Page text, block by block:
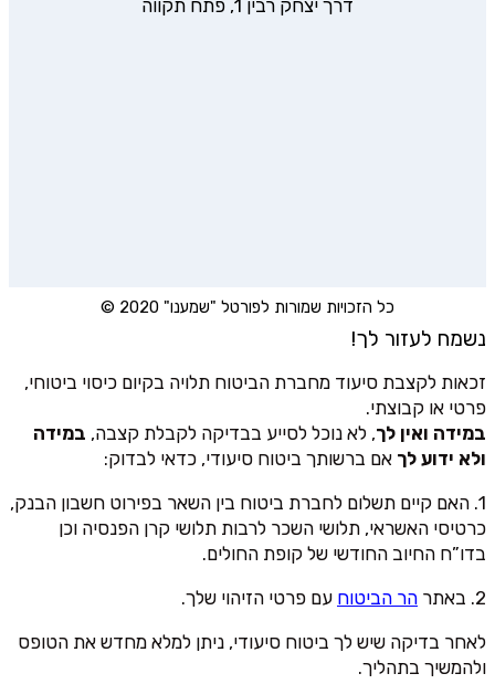
דרך יצחק רבין 1, פתח תקווה
כל הזכויות שמורות לפורטל "שמענו" 2020 ©
נשמח לעזור לך!
זכאות לקצבת סיעוד מחברת הביטוח תלויה בקיום כיסוי ביטוחי,
פרטי או קבוצתי.
במידה ואין לך, לא נוכל לסייע בבדיקה לקבלת קצבה, במידה
ולא ידוע לך אם ברשותך ביטוח סיעודי, כדאי לבדוק:
1. האם קיים תשלום לחברת ביטוח בין השאר בפירוט חשבון הבנק,
כרטיסי האשראי, תלושי השכר לרבות תלושי קרן הפנסיה וכן
בדו”ח החיוב החודשי של קופת החולים.
2. באתר
הר הביטוח עם פרטי הזיהוי שלך.
לאחר בדיקה שיש לך ביטוח סיעודי, ניתן למלא מחדש את הטופס
ולהמשיך בתהליך.